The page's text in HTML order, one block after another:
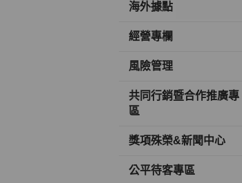
海外據點
經營專欄
風險管理
共同行銷暨合作推廣專
區
獎項殊榮&新聞中心
公平待客專區